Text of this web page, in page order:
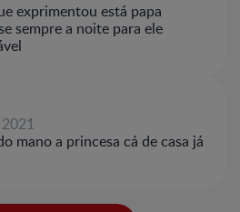
exprimentou está papa
sempre a noite para ele
mano a princesa cá de casa já